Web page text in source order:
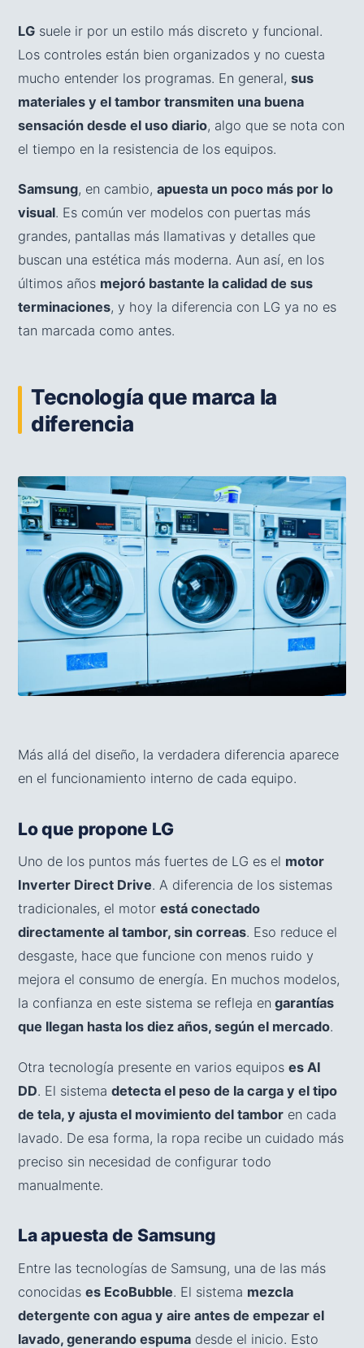
LG suele ir por un estilo más discreto y funcional.
Los controles están bien organizados y no cuesta
mucho entender los programas. En general, sus
materiales y el tambor transmiten una buena
sensación desde el uso diario, algo que se nota con
el tiempo en la resistencia de los equipos.
Samsung, en cambio, apuesta un poco más por lo
visual. Es común ver modelos con puertas más
grandes, pantallas más llamativas y detalles que
buscan una estética más moderna. Aun así, en los
últimos años mejoró bastante la calidad de sus
terminaciones, y hoy la diferencia con LG ya no es
tan marcada como antes.
Tecnología que marca la
diferencia
Más allá del diseño, la verdadera diferencia aparece
en el funcionamiento interno de cada equipo.
Lo que propone LG
Uno de los puntos más fuertes de LG es el motor
Inverter Direct Drive. A diferencia de los sistemas
tradicionales, el motor está conectado
directamente al tambor, sin correas. Eso reduce el
desgaste, hace que funcione con menos ruido y
mejora el consumo de energía. En muchos modelos,
la confianza en este sistema se refleja en garantías
que llegan hasta los diez años, según el mercado.
Otra tecnología presente en varios equipos es AI
DD. El sistema detecta el peso de la carga y el tipo
de tela, y ajusta el movimiento del tambor en cada
lavado. De esa forma, la ropa recibe un cuidado más
preciso sin necesidad de configurar todo
manualmente.
La apuesta de Samsung
Entre las tecnologías de Samsung, una de las más
conocidas es EcoBubble. El sistema mezcla
detergente con agua y aire antes de empezar el
lavado, generando espuma desde el inicio. Esto